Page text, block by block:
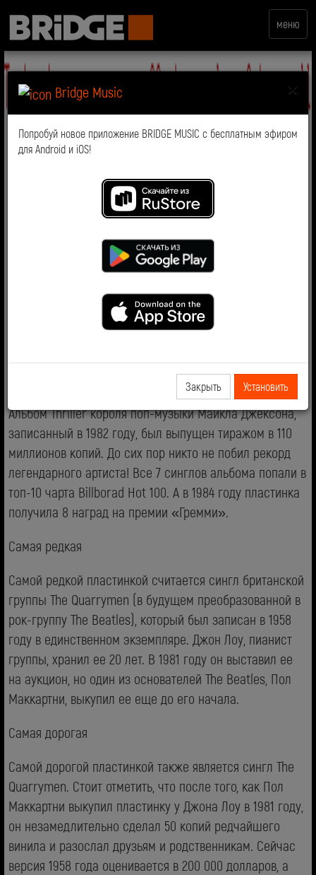
меню
×
Bridge Music
Попробуй новое приложение BRIDGE MUSIC с бесплатным эфиром
для Android и iOS!
Закрыть Установить
В 1860 была сделана первая запись на пластинку при
помощи фоноавтографа — первого в мире
изобретатель Эдуар Леон Скотт де Мартенвиль решил
записать небольшой 10-секундный фрагмент из
Альбом Thriller короля поп-музыки Майкла Джексона,
записанный в 1982 году, был выпущен тиражом в 110
миллионов копий. До сих пор никто не побил рекорд
легендарного артиста! Все 7 синглов альбома попали в
топ-10 чарта Billborad Hot 100. А в 1984 году пластинка
получила 8 наград на премии «Гремми».
Самая редкая
Самой редкой пластинкой считается сингл британской
группы The Quarrymen (в будущем преобразованной в
рок-группу The Beatles), который был записан в 1958
году в единственном экземпляре. Джон Лоу, пианист
группы, хранил ее 20 лет. В 1981 году он выставил ее
на аукцион, но один из основателей The Beatles, Пол
Маккартни, выкупил ее еще до его начала.
Самая дорогая
Самой дорогой пластинкой также является сингл The
Quarrymen. Стоит отметить, что после того, как Пол
Маккартни выкупил пластинку у Джона Лоу в 1981 году,
он незамедлительно сделал 50 копий редчайшего
винила и разослал друзьям и родственникам. Сейчас
версия 1958 года оценивается в 200 000 долларов, а